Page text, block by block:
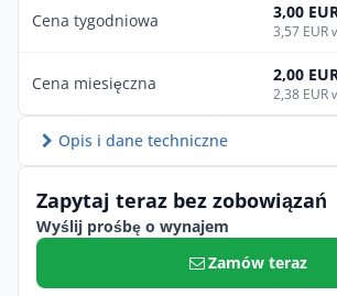
Cena tygodniowa 3,00
3,57 EUR
Cena miesięczna 2,00
2,38 EUR
Opis i dane techniczne
Zapytaj teraz bez zobowiązań
Wyślij prośbę o wynajem
Zamów teraz